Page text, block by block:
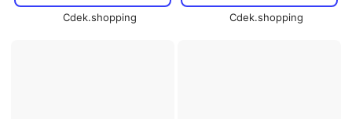
Cdek.shopping
Cdek.shopping